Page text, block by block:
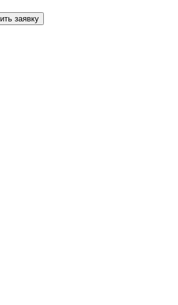
заявку